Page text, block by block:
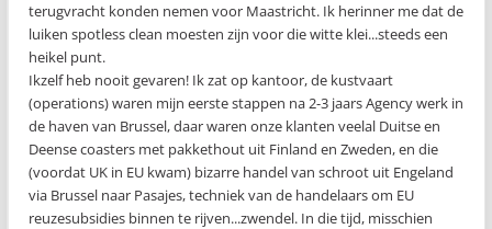
terugvracht konden nemen voor Maastricht. Ik herinner me dat de
luiken spotless clean moesten zijn voor die witte klei...steeds een
heikel punt.
Ikzelf heb nooit gevaren! Ik zat op kantoor, de kustvaart
(operations) waren mijn eerste stappen na 2-3 jaars Agency werk in
de haven van Brussel, daar waren onze klanten veelal Duitse en
Deense coasters met pakkethout uit Finland en Zweden, en die
(voordat UK in EU kwam) bizarre handel van schroot uit Engeland
via Brussel naar Pasajes, techniek van de handelaars om EU
reuzesubsidies binnen te rijven...zwendel. In die tijd, misschien